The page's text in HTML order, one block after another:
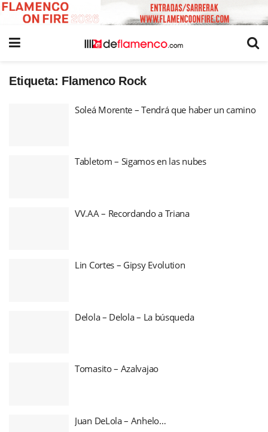
Etiqueta: Flamenco Rock
Soleá Morente – Tendrá que haber un camino
Tabletom – Sigamos en las nubes
VV.AA – Recordando a Triana
Lin Cortes – Gipsy Evolution
Delola – Delola – La búsqueda
Tomasito – Azalvajao
Juan DeLola – Anhelo…